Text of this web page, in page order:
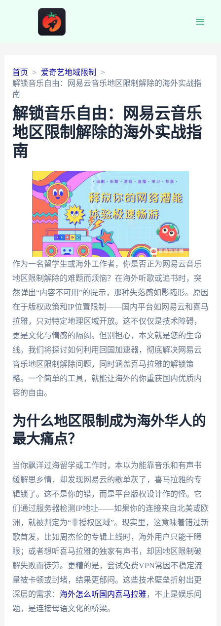
首页
爱奇艺地域限制
解锁音乐自由：网易云音乐地区限制解除的海外实战指
南
解锁音乐自由：网易云音乐
地区限制解除的海外实战指
南
作为一名留学生或海外工作者，你是否正为网易云音乐
地区限制解除的难题而烦恼？在海外听歌或追书时，突
然弹出“内容不可用”的提示，那种失落感如影随形。原因
在于版权政策和IP位置限制——国内平台如网易云和喜马
拉雅，只对特定地理区域开放。这不仅仅是技术障碍，
更是文化与情感的隔阂。但别担心，本文就是您的生命
线。我们将探讨如何利用回国加速器，彻底解决网易云
音乐地区限制解除问题，同时涵盖喜马拉雅的解锁策
略。一个简单的工具，就能让海外的你重获国内优质内
容的自由。
为什么地区限制成为海外华人的
最大痛点？
当你飘洋过海留学或工作时，本以为能靠音乐和有声书
缓解思乡情，却发现网易云的歌单灰了，喜马拉雅的专
辑锁了。这不是你的错，而是平台版权设计作的怪。它
们通过服务器检测IP地址——如果你的连接来自北美或欧
洲，就被判定为“非授权区域”。现实里，这意味着错过新
歌首发，比如周杰伦的专辑上线时，海外用户只能干瞪
眼；或者想听喜马拉雅的独家有声书，却因地区限制破
解失败而徒劳。更糟的是，尝试免费VPN常因不稳定流
量被卡顿或封堵，结果更郁闷。这些技术壁垒折射出更
深层的需求： 海外怎么听国内喜马拉雅，不止是娱乐问
题，是连接母语文化的桥梁。